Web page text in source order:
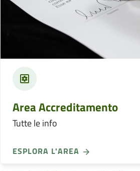
Area Accreditamento
Tutte le info
ESPLORA L'AREA